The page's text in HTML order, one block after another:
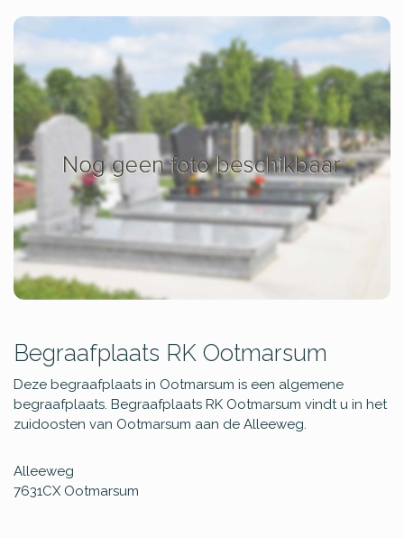
Begraafplaats RK Ootmarsum
Deze begraafplaats in Ootmarsum is een algemene
begraafplaats. Begraafplaats RK Ootmarsum vindt u in het
zuidoosten van Ootmarsum aan de Alleeweg.
Alleeweg
7631CX Ootmarsum